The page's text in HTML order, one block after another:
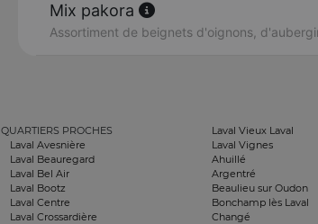
Mix pakora
Assortiment de beignets d'oignons,
QUARTIERS PROCHES
Laval Avesnière
Laval Beauregard
Laval Bel Air
Laval Bootz
Laval Centre
Laval Crossardière
Laval Vieux Laval
Laval Vignes
Ahuillé
Argentré
Beaulieu sur Oudon
Bonchamp lès Laval
Changé